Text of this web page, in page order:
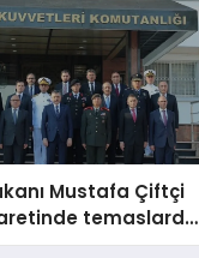
Mustafa Çiftçi
temaslarda